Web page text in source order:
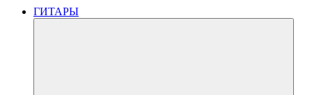
ГИТАРЫ